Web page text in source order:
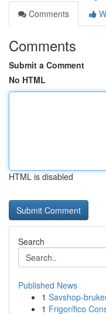
Comments
Comments
Submit a Comment
No HTML
HTML is disabled
Search
Published News
1 Savshop-
1 Frigorífico